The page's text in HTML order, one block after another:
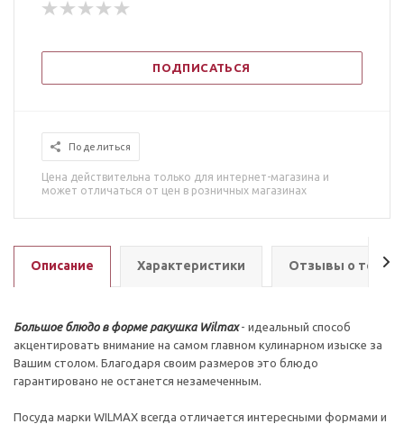
ПОДПИСАТЬСЯ
Поделиться
Цена действительна только для интернет-магазина и
может отличаться от цен в розничных магазинах
Описание Характеристики Отзывы о
Большое блюдо в форме ракушка Wilmax- идеальный способ
акцентировать внимание на самом главном кулинарном изыске за
Вашим столом. Благодаря своим размеров это блюдо
гарантировано не останется незамеченным.
Посуда марки WILMAX всегда отличается интересными формами и